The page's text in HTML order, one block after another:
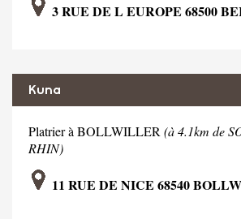
3 RUE DE L EUROPE 68500
Kuna
Platrier à BOLLWILLER (à 4.1km de
RHIN)
11 RUE DE NICE 68540